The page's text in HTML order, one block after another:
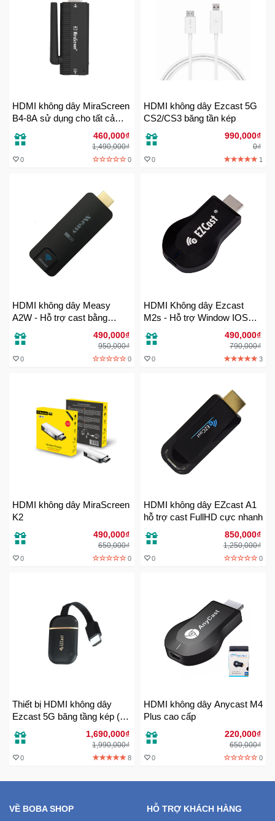
Đồ
chơi
công
nghệ
Voucher
Mẹ
Và
HDMI không dây MiraScreen
B4-8A sử dụng cho tất cả
460,000₫
1,490,000₫
0 0
HDMI không dây Ezcast 5G
CS2/CS3 băng tần kép
990,000₫
0₫
0 1
HDMI không dây Measy
A2W - Hỗ trợ cast bằng
490,000₫
950,000₫
0 0
HDMI Không dây Ezcast
M2s - Hỗ trợ Window IOS
490,000₫
790,000₫
0 3
HDMI không dây MiraScreen
K2
490,000₫
650,000₫
0 0
HDMI không dây EZcast A1
hỗ trợ cast FullHD cực nhanh
850,000₫
1,250,000₫
0 0
Thiết bị HDMI không dây
Ezcast 5G băng tầng kép (hỗ
1,690,000₫
1,990,000₫
0 8
HDMI không dây Anycast M4
Plus cao cấp
220,000₫
650,000₫
0 0
VỀ BOBA SHOP HỖ TRỢ KHÁCH HÀNG